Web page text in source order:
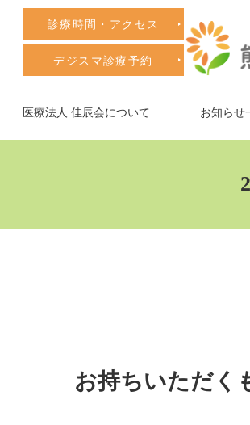
お持ちいただく
診療時間・アクセス
デジスマ診療予約
医療法人 佳辰会について お知らせ